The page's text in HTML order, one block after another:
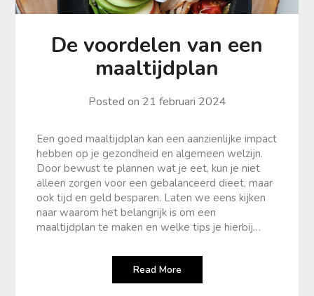
De voordelen van een
maaltijdplan
Posted on 21 februari 2024
Een goed maaltijdplan kan een aanzienlijke impact
hebben op je gezondheid en algemeen welzijn.
Door bewust te plannen wat je eet, kun je niet
alleen zorgen voor een gebalanceerd dieet, maar
ook tijd en geld besparen. Laten we eens kijken
naar waarom het belangrijk is om een
maaltijdplan te maken en welke tips je hierbij…
Read More